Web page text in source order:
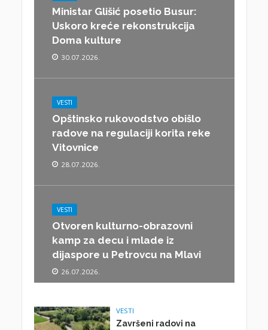
Ministar Glišić posetio Busur:
Uskoro kreće rekonstrukcija
Doma kulture
30.07.2026.
VESTI
Opštinsko rukovodstvo obišlo
radove na regulaciji korita reke
Vitovnice
28.07.2026.
VESTI
Otvoren kulturno-obrazovni
kamp za decu i mlade iz
dijaspore u Petrovcu na Mlavi
26.07.2026.
VESTI
Završeni radovi na